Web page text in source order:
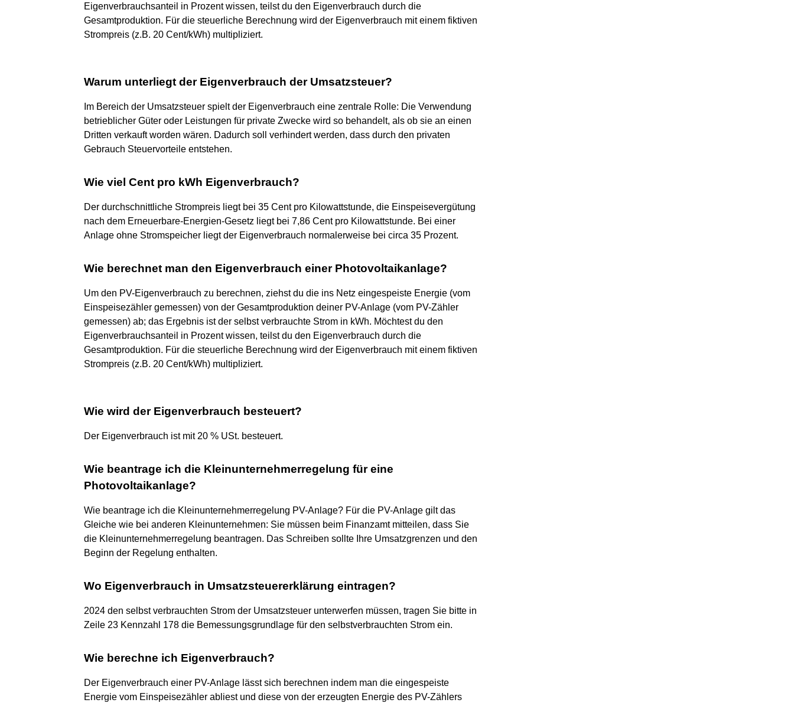
Eigenverbrauchsanteil in Prozent wissen, teilst du den Eigenverbrauch durch die
Gesamtproduktion. Für die steuerliche Berechnung wird der Eigenverbrauch mit einem fiktiven
Strompreis (z.B. 20 Cent/kWh) multipliziert.
Warum unterliegt der Eigenverbrauch der Umsatzsteuer?
Im Bereich der Umsatzsteuer spielt der Eigenverbrauch eine zentrale Rolle: Die Verwendung
betrieblicher Güter oder Leistungen für private Zwecke wird so behandelt, als ob sie an einen
Dritten verkauft worden wären. Dadurch soll verhindert werden, dass durch den privaten
Gebrauch Steuervorteile entstehen.
Wie viel Cent pro kWh Eigenverbrauch?
Der durchschnittliche Strompreis liegt bei 35 Cent pro Kilowattstunde, die Einspeisevergütung
nach dem Erneuerbare-Energien-Gesetz liegt bei 7,86 Cent pro Kilowattstunde. Bei einer
Anlage ohne Stromspeicher liegt der Eigenverbrauch normalerweise bei circa 35 Prozent.
Wie berechnet man den Eigenverbrauch einer Photovoltaikanlage?
Um den PV-Eigenverbrauch zu berechnen, ziehst du die ins Netz eingespeiste Energie (vom
Einspeisezähler gemessen) von der Gesamtproduktion deiner PV-Anlage (vom PV-Zähler
gemessen) ab; das Ergebnis ist der selbst verbrauchte Strom in kWh. Möchtest du den
Eigenverbrauchsanteil in Prozent wissen, teilst du den Eigenverbrauch durch die
Gesamtproduktion. Für die steuerliche Berechnung wird der Eigenverbrauch mit einem fiktiven
Strompreis (z.B. 20 Cent/kWh) multipliziert.
Wie wird der Eigenverbrauch besteuert?
Der Eigenverbrauch ist mit 20 % USt. besteuert.
Wie beantrage ich die Kleinunternehmerregelung für eine
Photovoltaikanlage?
Wie beantrage ich die Kleinunternehmerregelung PV-Anlage? Für die PV-Anlage gilt das
Gleiche wie bei anderen Kleinunternehmen: Sie müssen beim Finanzamt mitteilen, dass Sie
die Kleinunternehmerregelung beantragen. Das Schreiben sollte Ihre Umsatzgrenzen und den
Beginn der Regelung enthalten.
Wo Eigenverbrauch in Umsatzsteuererklärung eintragen?
2024 den selbst verbrauchten Strom der Umsatzsteuer unterwerfen müssen, tragen Sie bitte in
Zeile 23 Kennzahl 178 die Bemessungsgrundlage für den selbstverbrauchten Strom ein.
Wie berechne ich Eigenverbrauch?
Der Eigenverbrauch einer PV-Anlage lässt sich berechnen indem man die eingespeiste
Energie vom Einspeisezähler abliest und diese von der erzeugten Energie des PV-Zählers